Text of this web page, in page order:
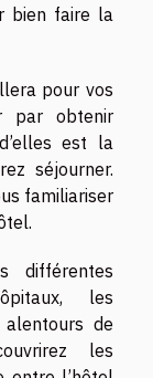
bien faire la
pour vos
par obtenir
est la
séjourner.
familiariser
différentes
les
de
les